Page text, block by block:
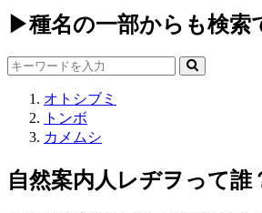
▶種名の一部からも検索
オトシブミ
トンボ
カメムシ
自然案内人レヂヲって誰